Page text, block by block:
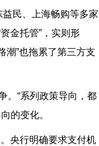
民、上海畅购等多家
金托管”，实则形
潮”也拖累了第三方支
。“系列政策导向，都
的变化。
央行明确要求支付机